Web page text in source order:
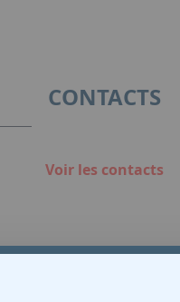
CONTACTS
Voir les contacts